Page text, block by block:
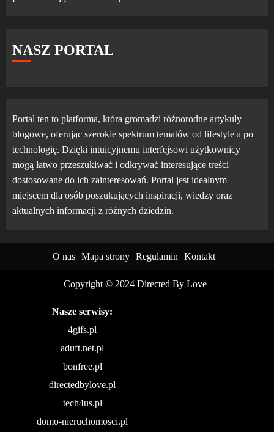
NASZ PORTAL
Portal ten to platforma, która gromadzi różnorodne artykuły
blogowe, oferując szerokie spektrum tematów od lifestyle'u po
technologię. Dzięki intuicyjnemu interfejsowi użytkownicy
mogą łatwo przeszukiwać i odkrywać interesujące treści
dostosowane do ich zainteresowań. Portal jest idealnym
miejscem dla osób poszukujących inspiracji, wiedzy oraz
aktualnych informacji z różnych dziedzin.
O nas Mapa strony Regulamin Kontakt
Copyright © 2024 Directed By Love |
Nasze serwisy:
4gifs.pl
aduft.net.pl
bonfree.pl
directedbylove.pl
tech4us.pl
domo-nieruchomosci.pl